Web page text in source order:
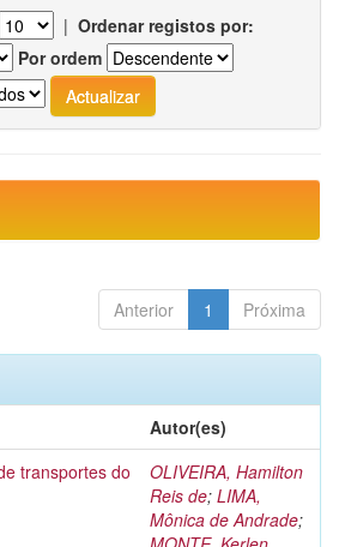
| Ordenar registos por:
Por ordem
Anterior 1 Próxima
Autor(es)
transportes do
OLIVEIRA, Hamilton
Reis de; LIMA,
Mônica de Andrade;